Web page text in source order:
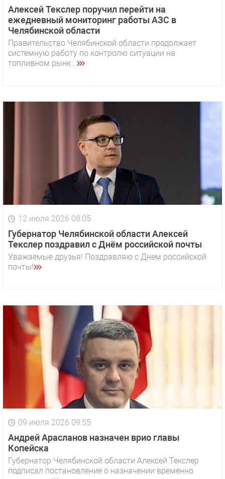
Алексей Текслер поручил перейти на
ежедневный мониторинг работы АЗС в
Челябинской области
Правительство Челябинской области продолжает
системную работу по контролю ситуации на
топливном рынк...
12 июля 2026 08:05
Губернатор Челябинской области Алексей
Текслер поздравил с Днём российской почты
Уважаемые друзья! Поздравляю с Днем российской
почты!
09 июля 2026 09:55
Андрей Арасланов назначен врио главы
Копейска
Губернатор Челябинской области Алексей Текслер
подписал постановление о назначении временно